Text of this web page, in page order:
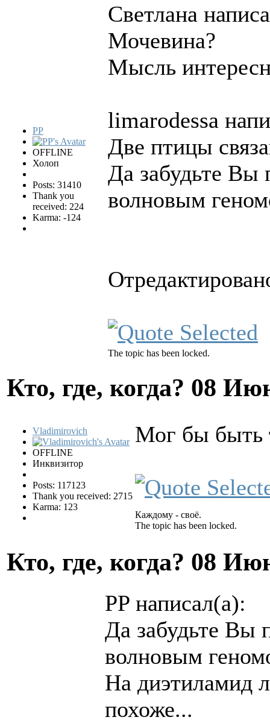
PP
OFFLINE
Холоп
Posts: 31410
Thank you
received: 224
Karma: -124
Светлана
Мочевина?
Мысль
limarodessa
Две птицы
Да забудьте
волновым
The topic has been locked.
Кто, где, когда? 08
Vladimirovich
OFFLINE
Инквизитор
Posts: 117123
Thank you received: 2715
Karma: 123
Мог бы быть
Каждому - своё.
The topic has been locked.
Кто, где, когда? 08
PP написал(а):
Да забудьте
волновым
На диэтиламид
похоже...